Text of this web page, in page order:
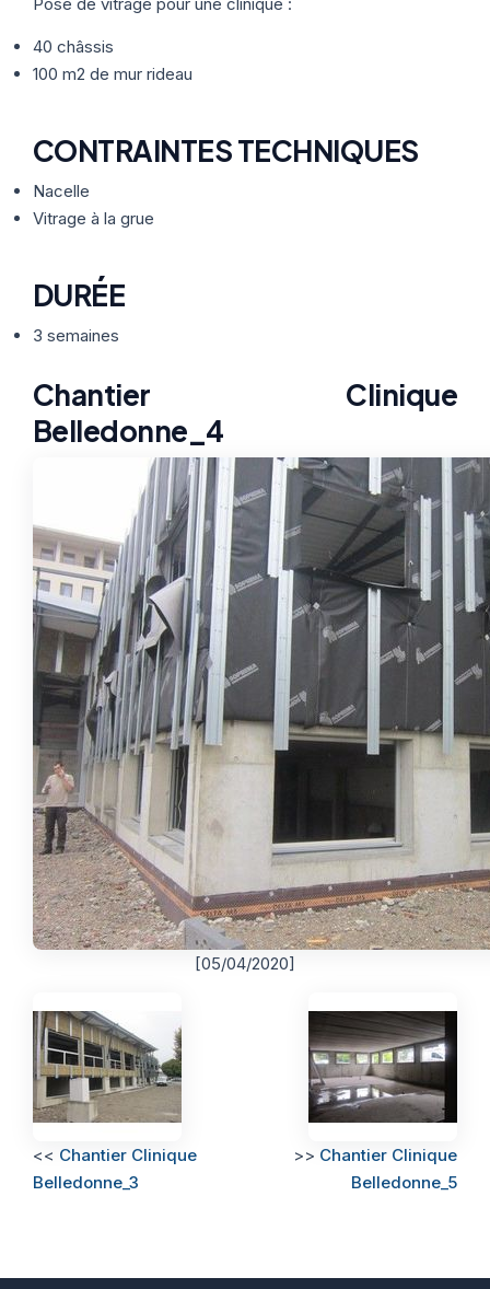
Nos Formules ACTUALITÉS
ETRE RAPPELÉ
40 châssis
100 m2 de mur rideau
CONTRAINTES TECHNIQUES
Nacelle
Vitrage à la grue
DURÉE
3 semaines
Chantier Clinique
Belledonne_4
[05/04/2020]
<< Chantier Clinique
Belledonne_3
>> Chantier Clinique
Belledonne_5